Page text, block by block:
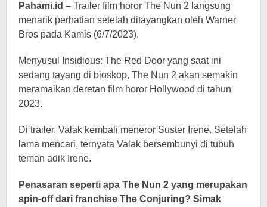
Pahami.id – Trailer film horor The Nun 2 langsung
menarik perhatian setelah ditayangkan oleh Warner
Bros pada Kamis (6/7/2023).
Menyusul Insidious: The Red Door yang saat ini
sedang tayang di bioskop, The Nun 2 akan semakin
meramaikan deretan film horor Hollywood di tahun
2023.
Di trailer, Valak kembali meneror Suster Irene. Setelah
lama mencari, ternyata Valak bersembunyi di tubuh
teman adik Irene.
Penasaran seperti apa The Nun 2 yang merupakan
spin-off dari franchise The Conjuring? Simak